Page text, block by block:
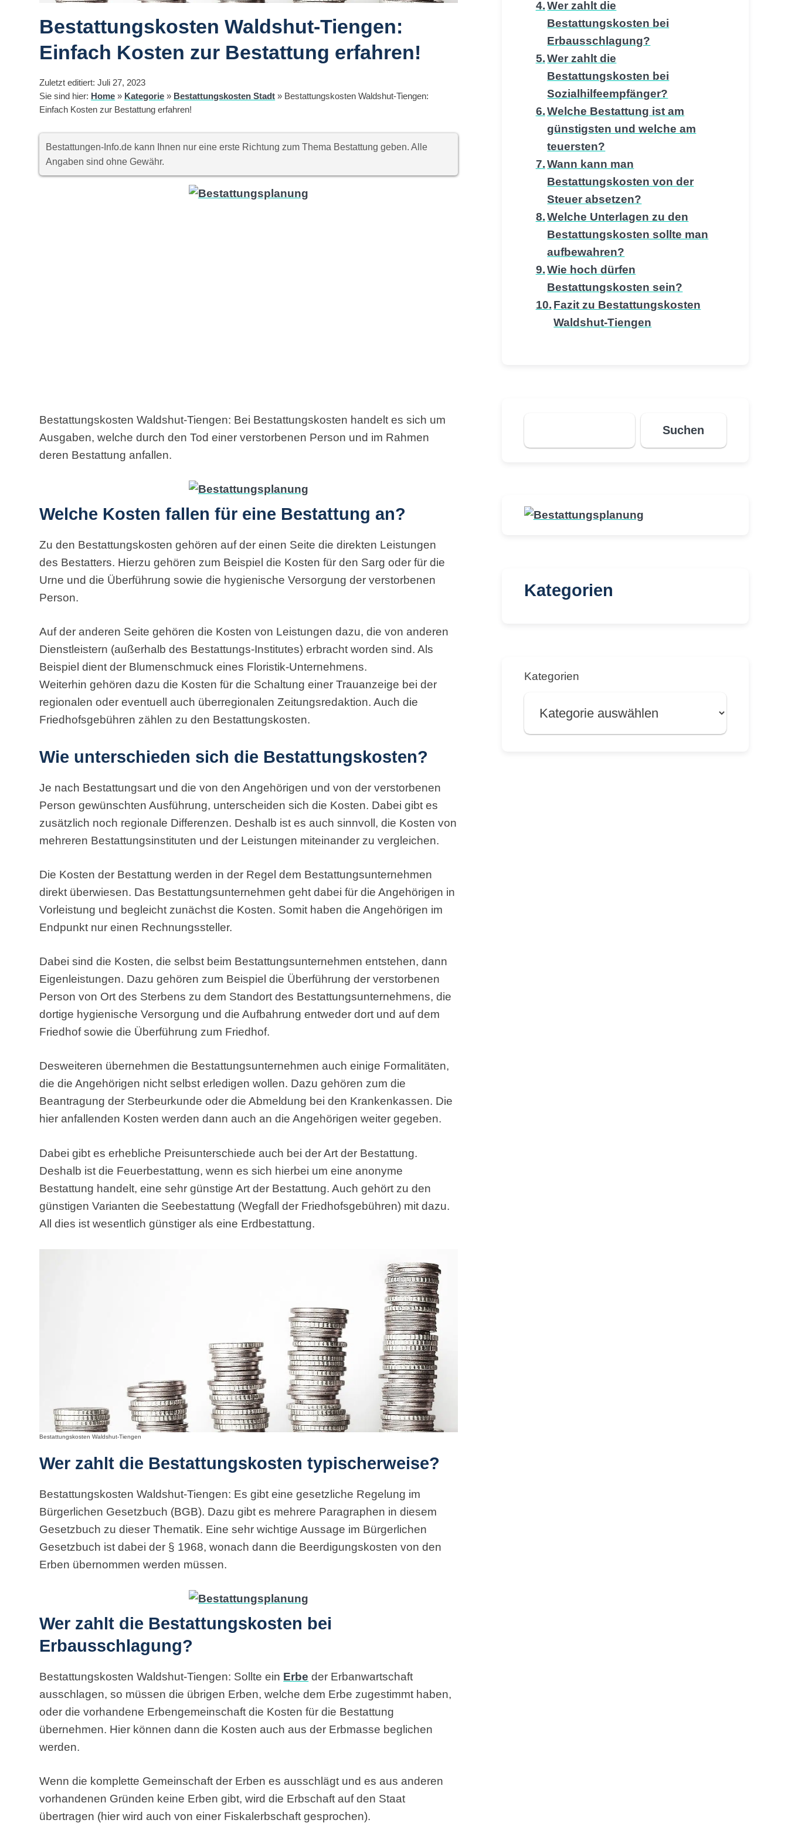
Bestattungskosten Waldshut-Tiengen:
Einfach Kosten zur Bestattung erfahren!
Zuletzt editiert: Juli 27, 2023
Sie sind hier: Home » Kategorie » Bestattungskosten Stadt » Bestattungskosten Waldshut-Tiengen:
Einfach Kosten zur Bestattung erfahren!
Bestattungen-Info.de kann Ihnen nur eine erste Richtung zum Thema Bestattung geben. Alle
Angaben sind ohne Gewähr.
Bestattungskosten Waldshut-Tiengen: Bei Bestattungskosten handelt es sich um
Ausgaben, welche durch den Tod einer verstorbenen Person und im Rahmen
deren Bestattung anfallen.
Welche Kosten fallen für eine Bestattung an?
Zu den Bestattungskosten gehören auf der einen Seite die direkten Leistungen
des Bestatters. Hierzu gehören zum Beispiel die Kosten für den Sarg oder für die
Urne und die Überführung sowie die hygienische Versorgung der verstorbenen
Person.
Auf der anderen Seite gehören die Kosten von Leistungen dazu, die von anderen
Dienstleistern (außerhalb des Bestattungs-Institutes) erbracht worden sind. Als
Beispiel dient der Blumenschmuck eines Floristik-Unternehmens.
Weiterhin gehören dazu die Kosten für die Schaltung einer Trauanzeige bei der
regionalen oder eventuell auch überregionalen Zeitungsredaktion. Auch die
Friedhofsgebühren zählen zu den Bestattungskosten.
Wie unterschieden sich die Bestattungskosten?
Je nach Bestattungsart und die von den Angehörigen und von der verstorbenen
Person gewünschten Ausführung, unterscheiden sich die Kosten. Dabei gibt es
zusätzlich noch regionale Differenzen. Deshalb ist es auch sinnvoll, die Kosten von
mehreren Bestattungsinstituten und der Leistungen miteinander zu vergleichen.
Die Kosten der Bestattung werden in der Regel dem Bestattungsunternehmen
direkt überwiesen. Das Bestattungsunternehmen geht dabei für die Angehörigen in
Vorleistung und begleicht zunächst die Kosten. Somit haben die Angehörigen im
Endpunkt nur einen Rechnungssteller.
Dabei sind die Kosten, die selbst beim Bestattungsunternehmen entstehen, dann
Eigenleistungen. Dazu gehören zum Beispiel die Überführung der verstorbenen
Person von Ort des Sterbens zu dem Standort des Bestattungsunternehmens, die
dortige hygienische Versorgung und die Aufbahrung entweder dort und auf dem
Friedhof sowie die Überführung zum Friedhof.
Desweiteren übernehmen die Bestattungsunternehmen auch einige Formalitäten,
die die Angehörigen nicht selbst erledigen wollen. Dazu gehören zum die
Beantragung der Sterbeurkunde oder die Abmeldung bei den Krankenkassen. Die
hier anfallenden Kosten werden dann auch an die Angehörigen weiter gegeben.
Dabei gibt es erhebliche Preisunterschiede auch bei der Art der Bestattung.
Deshalb ist die Feuerbestattung, wenn es sich hierbei um eine anonyme
Bestattung handelt, eine sehr günstige Art der Bestattung. Auch gehört zu den
günstigen Varianten die Seebestattung (Wegfall der Friedhofsgebühren) mit dazu.
All dies ist wesentlich günstiger als eine Erdbestattung.
Bestattungskosten Waldshut-Tiengen
Wer zahlt die Bestattungskosten typischerweise?
Bestattungskosten Waldshut-Tiengen: Es gibt eine gesetzliche Regelung im
Bürgerlichen Gesetzbuch (BGB). Dazu gibt es mehrere Paragraphen in diesem
Gesetzbuch zu dieser Thematik. Eine sehr wichtige Aussage im Bürgerlichen
Gesetzbuch ist dabei der § 1968, wonach dann die Beerdigungskosten von den
Erben übernommen werden müssen.
Wer zahlt die Bestattungskosten bei
Erbausschlagung?
Bestattungskosten Waldshut-Tiengen: Sollte ein Erbe der Erbanwartschaft
ausschlagen, so müssen die übrigen Erben, welche dem Erbe zugestimmt haben,
oder die vorhandene Erbengemeinschaft die Kosten für die Bestattung
übernehmen. Hier können dann die Kosten auch aus der Erbmasse beglichen
werden.
Wenn die komplette Gemeinschaft der Erben es ausschlägt und es aus anderen
vorhandenen Gründen keine Erben gibt, wird die Erbschaft auf den Staat
übertragen (hier wird auch von einer Fiskalerbschaft gesprochen).
Wer zahlt die
Bestattungskosten bei
Erbausschlagung?
Wer zahlt die
Bestattungskosten bei
Sozialhilfeempfänger?
Welche Bestattung ist am
günstigsten und welche am
teuersten?
Wann kann man
Bestattungskosten von der
Steuer absetzen?
Welche Unterlagen zu den
Bestattungskosten sollte man
aufbewahren?
Wie hoch dürfen
Bestattungskosten sein?
Fazit zu Bestattungskosten
Waldshut-Tiengen
Suchen
Suchen
Kategorien
Kategorien